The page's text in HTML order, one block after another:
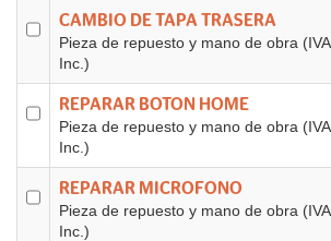
CAMBIO DE TAPA TRASERA
Pieza de repuesto y mano de obra (IVA
Inc.)
REPARAR BOTON HOME
Pieza de repuesto y mano de obra (IVA
Inc.)
REPARAR MICROFONO
Pieza de repuesto y mano de obra (IVA
Inc.)